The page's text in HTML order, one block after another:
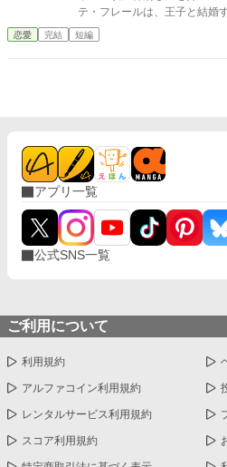
テ・フレールは、王子と結婚
恋愛 完結 短編
アプリ一覧
公式SNS一覧
ご利用について
利用規約
アルファコイン利用規約
レンタルサービス利用規約
スコア利用規約